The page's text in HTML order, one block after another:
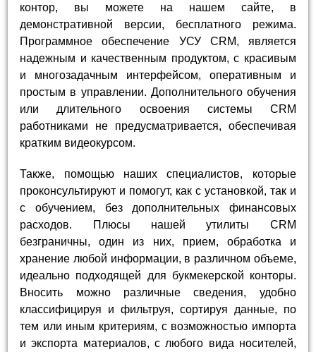
контор, вы можете на нашем сайте, в
демонстративной версии, бесплатного режима.
Программное обеспечение УСУ CRM, является
надежным и качественным продуктом, с красивым
и многозадачным интерфейсом, оперативным и
простым в управлении. Дополнительного обучения
или длительного освоения системы CRM
работниками не предусматривается, обеспечивая
кратким видеокурсом.
Также, помощью наших специалистов, которые
проконсультируют и помогут, как с установкой, так и
с обучением, без дополнительных финансовых
расходов. Плюсы нашей утилиты CRM
безграничны, один из них, прием, обработка и
хранение любой информации, в различном объеме,
идеально подходящей для букмекерской конторы.
Вносить можно различные сведения, удобно
классифицируя и фильтруя, сортируя данные, по
тем или иным критериям, с возможностью импорта
и экспорта материалов, с любого вида носителей,